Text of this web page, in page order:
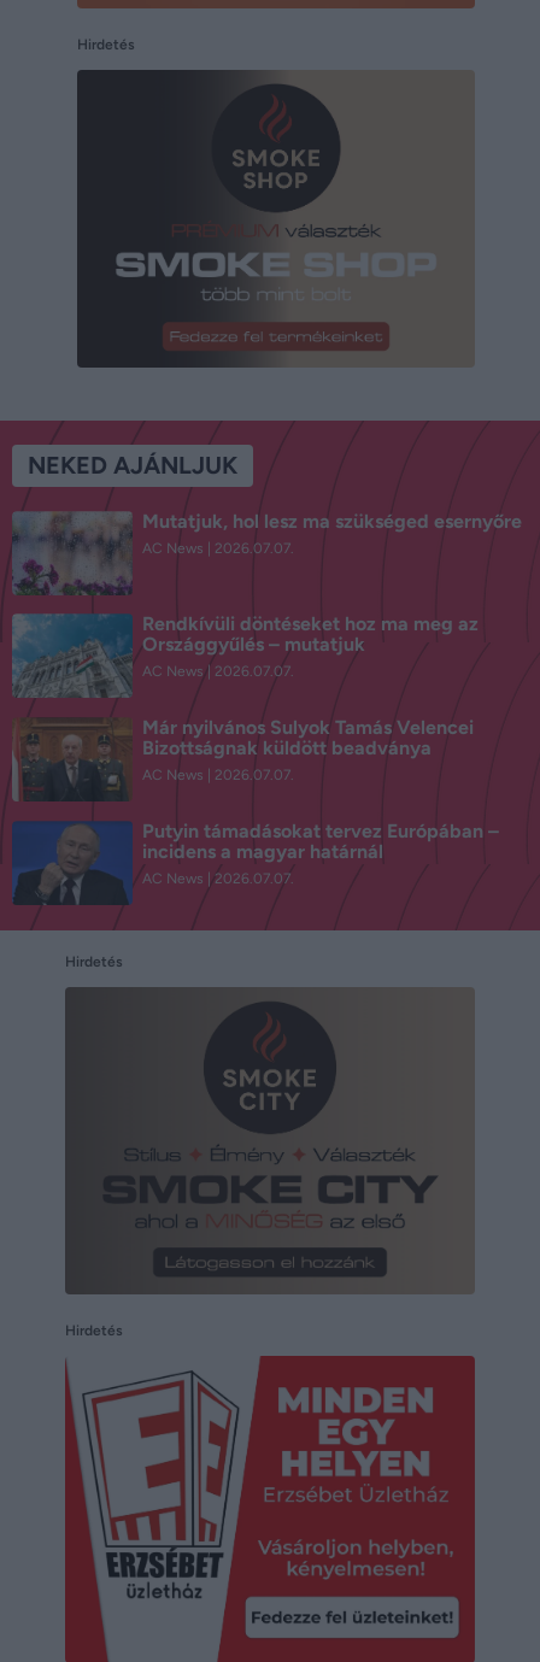
Hirdetés
NEKED AJÁNLJUK
Mutatjuk, hol lesz ma szükséged esernyőre
AC News 2026.07.07.
Rendkívüli döntéseket hoz ma meg az
Országgyűlés – mutatjuk
AC News 2026.07.07.
Már nyilvános Sulyok Tamás Velencei
Bizottságnak küldött beadványa
AC News 2026.07.07.
Putyin támadásokat tervez Európában –
incidens a magyar határnál
AC News 2026.07.07.
Hirdetés
Hirdetés